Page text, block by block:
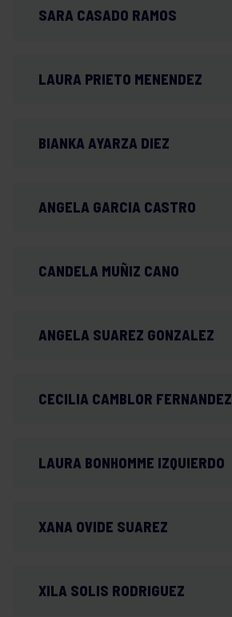
SARA CASADO RAMOS
LAURA PRIETO MENENDEZ
BIANKA AYARZA DIEZ
ANGELA GARCIA CASTRO
CANDELA MUÑIZ CANO
ANGELA SUAREZ GONZALEZ
CECILIA CAMBLOR FERNANDEZ
LAURA BONHOMME IZQUIERDO
XANA OVIDE SUAREZ
XILA SOLIS RODRIGUEZ